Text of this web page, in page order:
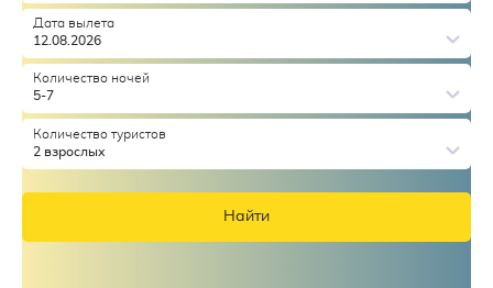
Дата вылета
12.08.2026
Количество ночей
5-7
Количество туристов
2 взрослых
Найти